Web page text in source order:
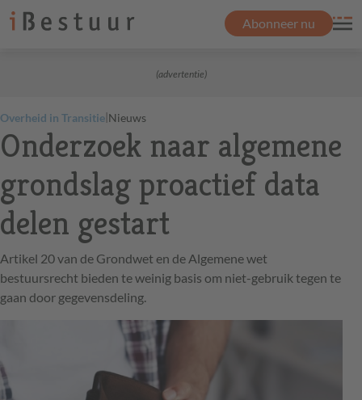
Abonneer nu
(advertentie)
Overheid in Transitie|Nieuws
Onderzoek naar algemene
grondslag proactief data
delen gestart
Artikel 20 van de Grondwet en de Algemene wet
bestuursrecht bieden te weinig basis om niet-gebruik tegen te
gaan door gegevensdeling.